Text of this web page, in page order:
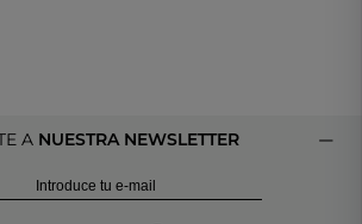
A NUESTRA NEWSLETTER